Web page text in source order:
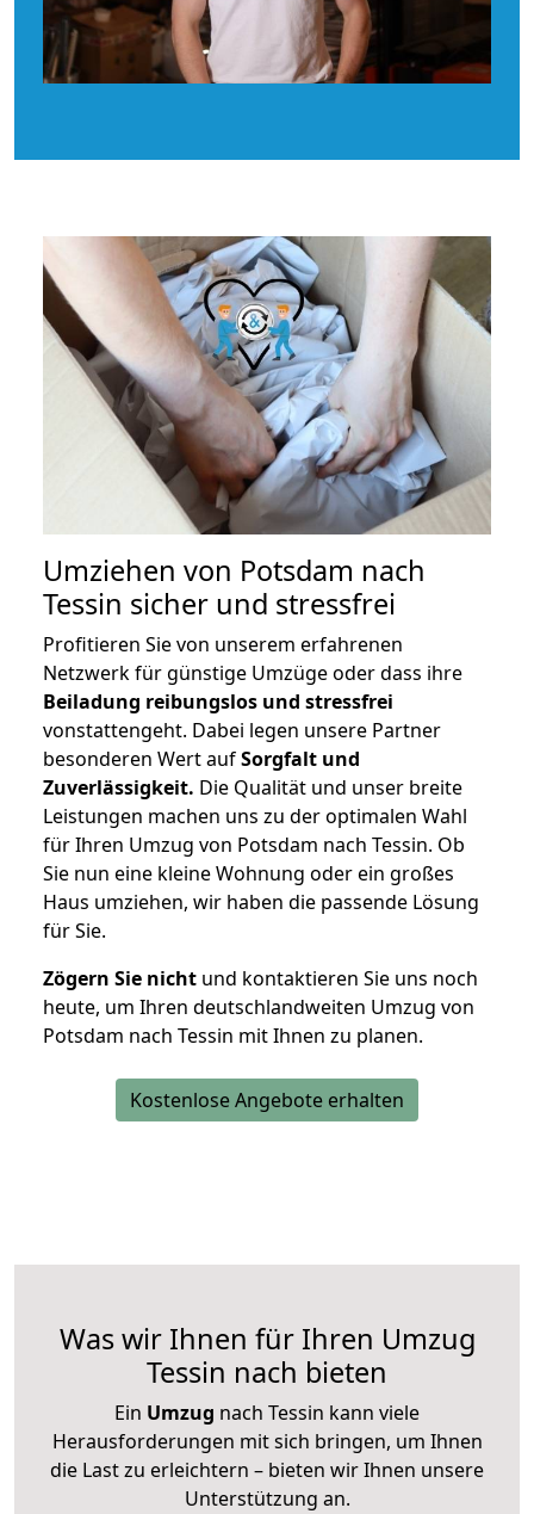
Umziehen von Potsdam nach
Tessin sicher und stressfrei
Profitieren Sie von unserem erfahrenen
Netzwerk für günstige Umzüge oder dass ihre
Beiladung reibungslos und stressfrei
vonstattengeht. Dabei legen unsere Partner
besonderen Wert aufSorgfalt und
Zuverlässigkeit. Die Qualität und unser breite
Leistungen machen uns zu der optimalen Wahl
für Ihren Umzug von Potsdam nach Tessin. Ob
Sie nun eine kleine Wohnung oder ein großes
Haus umziehen, wir haben die passende Lösung
für Sie.
Zögern Sie nicht und kontaktieren Sie uns noch
heute, um Ihren deutschlandweiten Umzug von
Potsdam nach Tessin mit Ihnen zu planen.
Kostenlose Angebote erhalten
Was wir Ihnen für Ihren Umzug
Tessin nach bieten
Ein Umzug nach Tessin kann viele
Herausforderungen mit sich bringen, um Ihnen
die Last zu erleichtern – bieten wir Ihnen unsere
Unterstützung an.